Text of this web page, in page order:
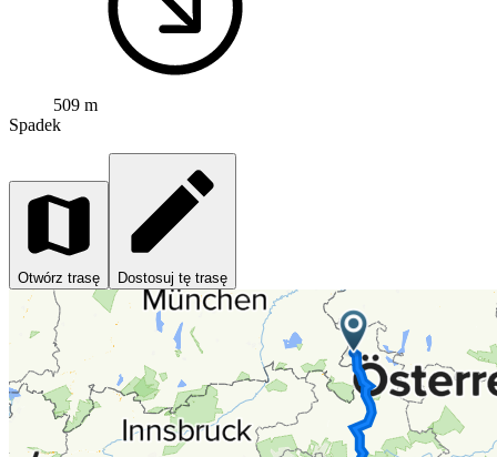
509 m
Spadek
Otwórz trasę Dostosuj tę trasę